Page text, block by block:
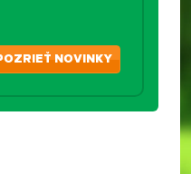
NOVINKY